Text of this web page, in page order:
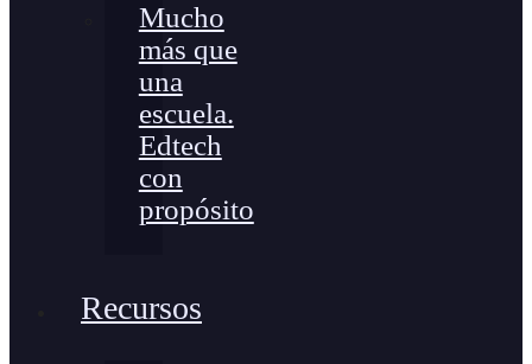
Mucho
más que
una
escuela.
Edtech
con
propósito
Recursos